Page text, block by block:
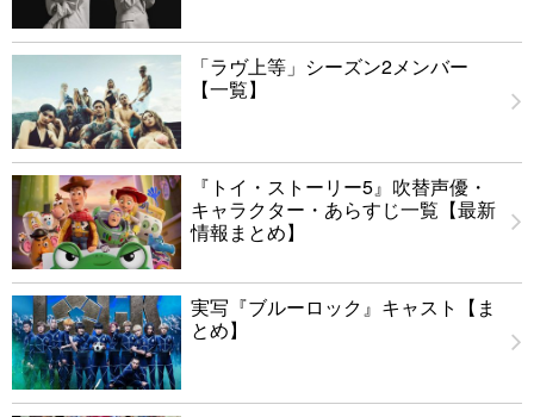
「ラヴ上等」シーズン2メンバー
【一覧】
『トイ・ストーリー5』吹替声優・
キャラクター・あらすじ一覧【最新
情報まとめ】
実写『ブルーロック』キャスト【ま
とめ】